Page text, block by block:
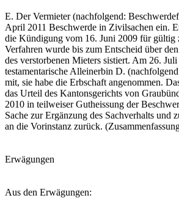
E. Der Vermieter (nachfolgend:
April 2011 Beschwerde in Zivilsachen ein.
die Kündigung vom 16. Juni 2009 für gültig
Verfahren wurde bis zum Entscheid über
des verstorbenen Mieters sistiert. Am 26.
testamentarische Alleinerbin D.
mit, sie habe die Erbschaft angenommen.
das Urteil des Kantonsgerichts von
2010 in teilweiser Gutheissung der
Sache zur Ergänzung des Sachverhalts und
an die Vorinstanz zurück.
Erwägungen
Aus den Erwägungen: